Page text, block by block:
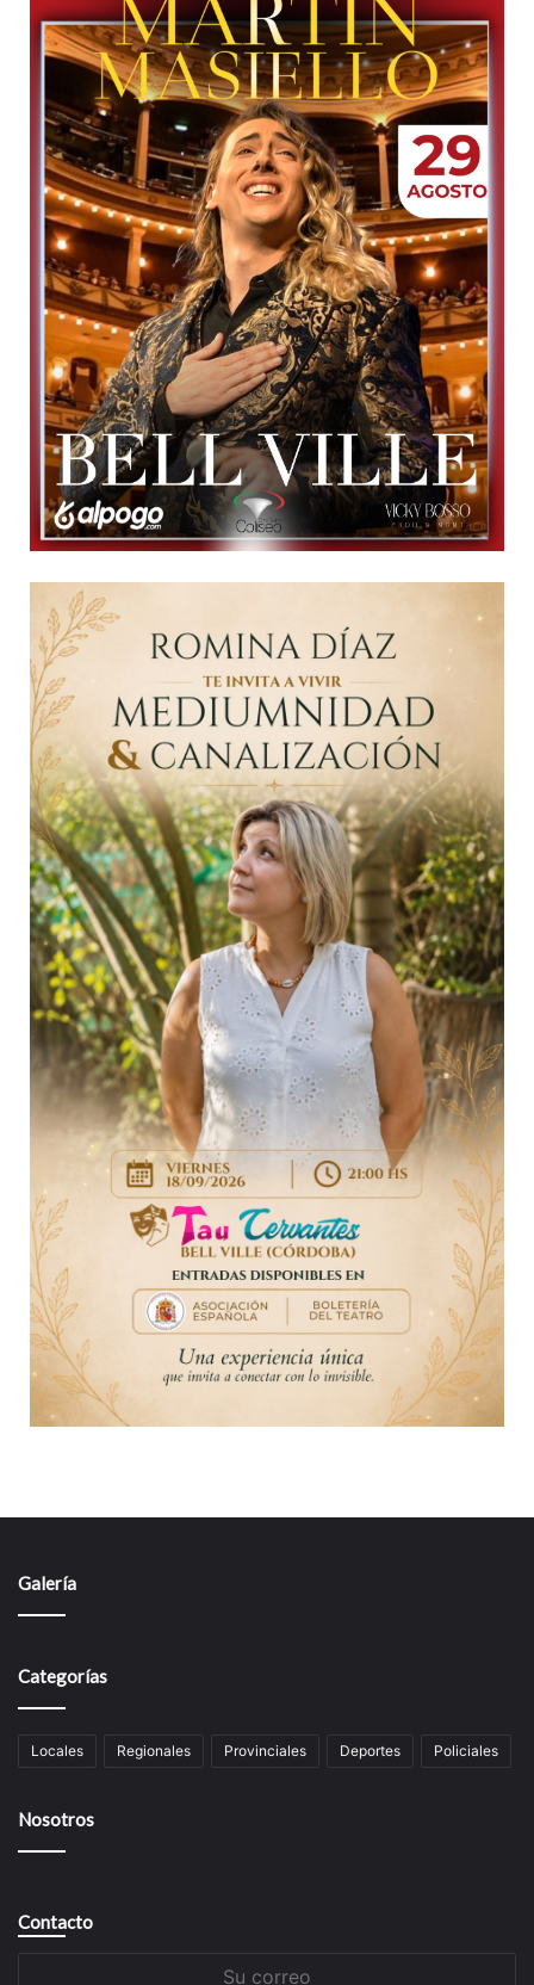
Galería
Categorías
Locales Regionales Provinciales Deportes Policiales
Nosotros
Contacto